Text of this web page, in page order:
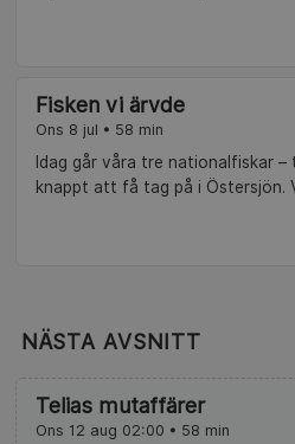
Fisken vi ärvde
Ons 8 jul • 58 min
Idag går våra tre nationalfiskar
knappt att få tag på i Östersjön.
NÄSTA AVSNITT
Telias mutaffärer
Ons 12 aug 02:00 • 58 min